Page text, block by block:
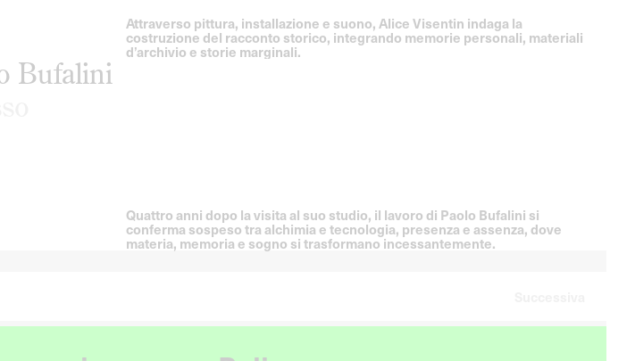
Attraverso pittura, installazione e suono, Alice Visentin indaga la
costruzione del racconto storico, integrando memorie personali, materiali
d’archivio e storie marginali.
Bufalini
Quattro anni dopo la visita al suo studio, il lavoro di Paolo Bufalini si
conferma sospeso tra alchimia e tecnologia, presenza e assenza, dove
materia, memoria e sogno si trasformano incessantemente.